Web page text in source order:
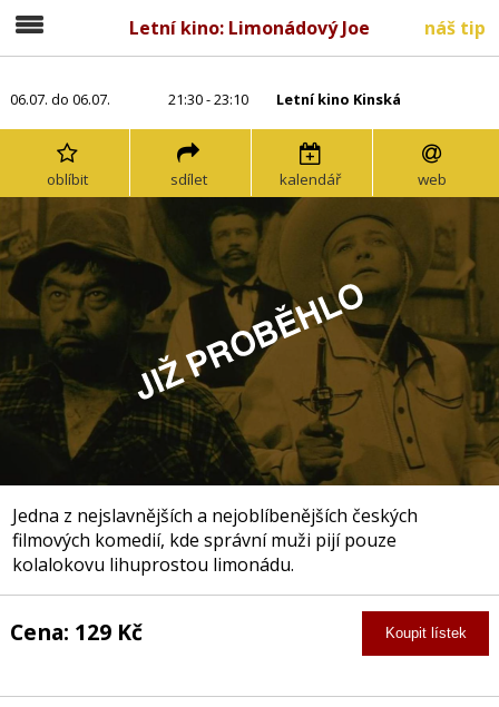
Letní kino: Limonádový Joe náš tip
06.07. do 06.07. 21:30 - 23:10 Letní kino Kinská
oblíbit sdílet kalendář web
Jedna z nejslavnějších a nejoblíbenějších českých
filmových komedií, kde správní muži pijí pouze
kolalokovu lihuprostou limonádu.
Cena: 129 Kč Koupit lístek